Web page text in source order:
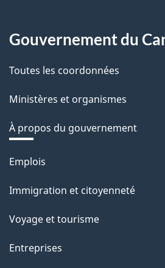
Gouvernement du
Toutes les coordonnées
Ministères et organismes
À propos du gouvernement
Thèmes
sujets
Emplois
Immigration et citoyenneté
Voyage et tourisme
Entreprises